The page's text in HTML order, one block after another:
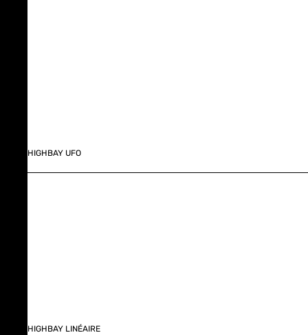
HIGHBAY UFO
HIGHBAY LINÉAIRE